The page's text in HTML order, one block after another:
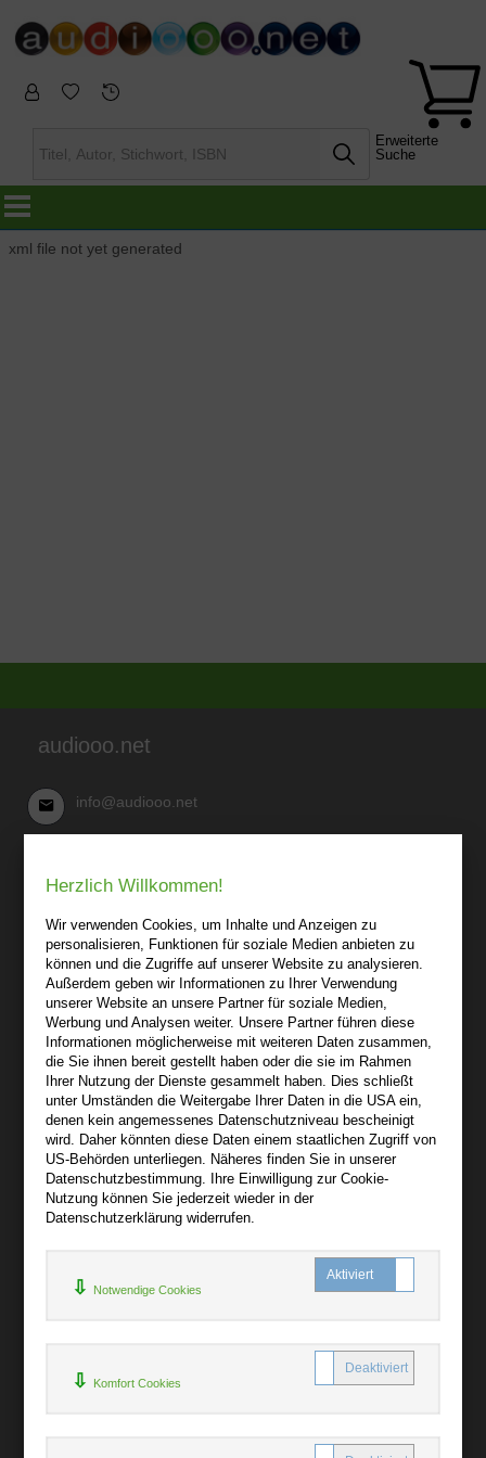
Erweiterte
Suche
xml file not yet generated
audiooo.net
info@audiooo.net
03 41-25 69 27 20
audiooo.net
Lindenthaler Straße 15
04155 Leipzig
Wir sind gerne für Sie persönlich da.
Über audiooo.net
AGB
Impressum
Widerruf
Datenschutz
Bibliotheksrabatt
MARC21-Datenimport
Herzlich Willkommen!
Wir verwenden Cookies, um Inhalte und Anzeigen zu
personalisieren, Funktionen für soziale Medien anbieten zu
können und die Zugriffe auf unserer Website zu analysieren.
Außerdem geben wir Informationen zu Ihrer Verwendung
unserer Website an unsere Partner für soziale Medien,
Werbung und Analysen weiter. Unsere Partner führen diese
Informationen möglicherweise mit weiteren Daten zusammen,
die Sie ihnen bereit gestellt haben oder die sie im Rahmen
Ihrer Nutzung der Dienste gesammelt haben. Dies schließt
unter Umständen die Weitergabe Ihrer Daten in die USA ein,
denen kein angemessenes Datenschutzniveau bescheinigt
wird. Daher könnten diese Daten einem staatlichen Zugriff von
US-Behörden unterliegen. Näheres finden Sie in unserer
Datenschutzbestimmung. Ihre Einwilligung zur Cookie-
Nutzung können Sie jederzeit wieder in der
Datenschutzerklärung widerrufen.
Notwendige Cookies
Komfort Cookies